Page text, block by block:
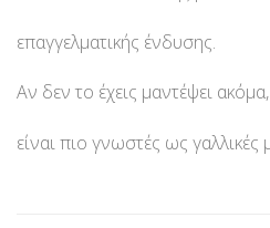
επαγγελματικής ένδυσης.
Αν δεν το έχεις μαντέψει
είναι πιο γνωστές ως γαλλικές